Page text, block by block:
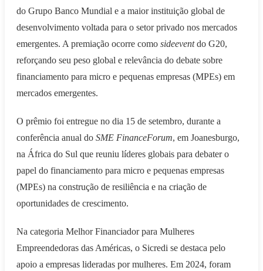
do Grupo Banco Mundial e a maior instituição global de
desenvolvimento voltada para o setor privado nos mercados
emergentes. A premiação ocorre como sideeventdo G20,
reforçando seu peso global e relevância do debate sobre
financiamento para micro e pequenas empresas (MPEs) em
mercados emergentes.
O prêmio foi entregue no dia 15 de setembro, durante a
conferência anual do SME FinanceForum, em Joanesburgo,
na África do Sul que reuniu líderes globais para debater o
papel do financiamento para micro e pequenas empresas
(MPEs) na construção de resiliência e na criação de
oportunidades de crescimento.
Na categoria Melhor Financiador para Mulheres
Empreendedoras das Américas, o Sicredi se destaca pelo
apoio a empresas lideradas por mulheres. Em 2024, foram